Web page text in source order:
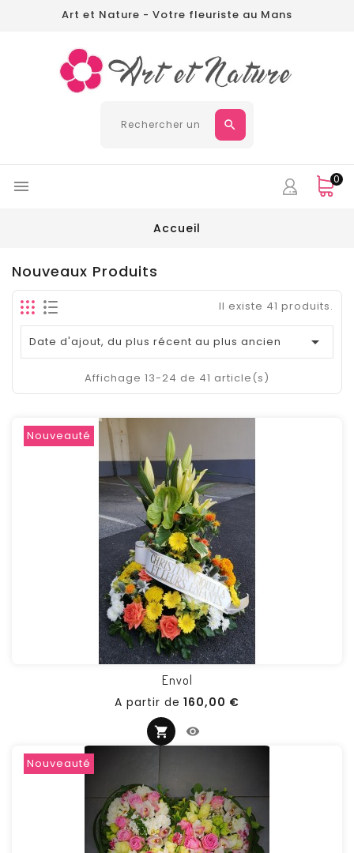
Art et Nature - Votre fleuriste au Mans
 0
Accueil
Nouveaux Produits
Il existe 41 produits.
Date d'ajout, du plus récent au plus ancien 
Affichage 13-24 de 41 article(s)
Nouveauté
Envol
A partir de 160,00 €
Nouveauté